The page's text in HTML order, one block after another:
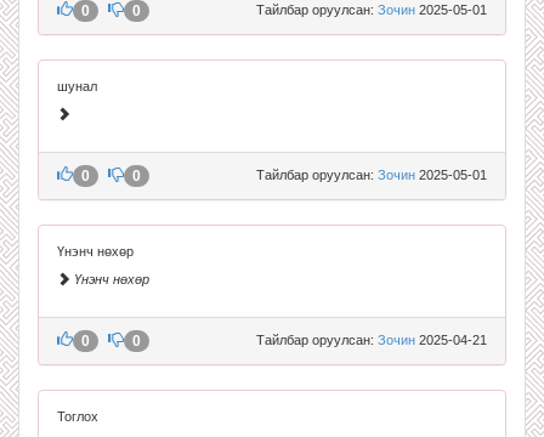
Тайлбар оруулсан: Зочин 2025-05-01
0 0
шунал
Тайлбар оруулсан: Зочин 2025-05-01
0 0
Үнэнч нөхөр
Үнэнч нөхөр
Тайлбар оруулсан: Зочин 2025-04-21
0 0
Тоглох